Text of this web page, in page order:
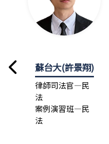
蘇台大(許景翔)
律師司法官—民
法
案例演習班—民
法